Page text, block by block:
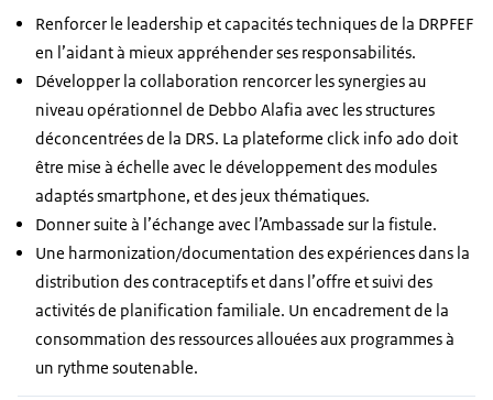
Renforcer le leadership et capacités techniques de la DRPFEF
en l’aidant à mieux appréhender ses responsabilités.
Développer la collaboration rencorcer les synergies au
niveau opérationnel de Debbo Alafia avec les structures
déconcentrées de la DRS. La plateforme click info ado doit
être mise à échelle avec le développement des modules
adaptés smartphone, et des jeux thématiques.
Donner suite à l’échange avec l’Ambassade sur la fistule.
Une harmonization/documentation des expériences dans la
distribution des contraceptifs et dans l’offre et suivi des
activités de planification familiale. Un encadrement de la
consommation des ressources allouées aux programmes à
un rythme soutenable.